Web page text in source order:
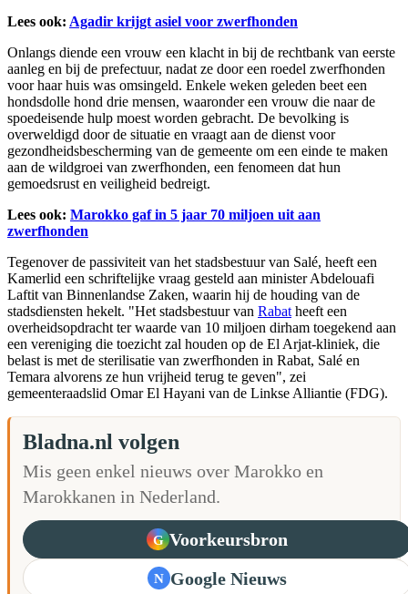
Lees ook: Agadir krijgt asiel voor zwerfhonden
Onlangs diende een vrouw een klacht in bij de rechtbank van eerste
aanleg en bij de prefectuur, nadat ze door een roedel zwerfhonden
voor haar huis was omsingeld. Enkele weken geleden beet een
hondsdolle hond drie mensen, waaronder een vrouw die naar de
spoedeisende hulp moest worden gebracht. De bevolking is
overweldigd door de situatie en vraagt aan de dienst voor
gezondheidsbescherming van de gemeente om een einde te maken
aan de wildgroei van zwerfhonden, een fenomeen dat hun
gemoedsrust en veiligheid bedreigt.
Lees ook: Marokko gaf in 5 jaar 70 miljoen uit aan
zwerfhonden
Tegenover de passiviteit van het stadsbestuur van Salé, heeft een
Kamerlid een schriftelijke vraag gesteld aan minister Abdelouafi
Laftit van Binnenlandse Zaken, waarin hij de houding van de
stadsdiensten hekelt. "Het stadsbestuur van Rabat heeft een
overheidsopdracht ter waarde van 10 miljoen dirham toegekend aan
een vereniging die toezicht zal houden op de El Arjat-kliniek, die
belast is met de sterilisatie van zwerfhonden in Rabat, Salé en
Temara alvorens ze hun vrijheid terug te geven", zei
gemeenteraadslid Omar El Hayani van de Linkse Alliantie (FDG).
Bladna.nl volgen
Mis geen enkel nieuws over Marokko en
Marokkanen in Nederland.
G Voorkeursbron
N Google Nieuws